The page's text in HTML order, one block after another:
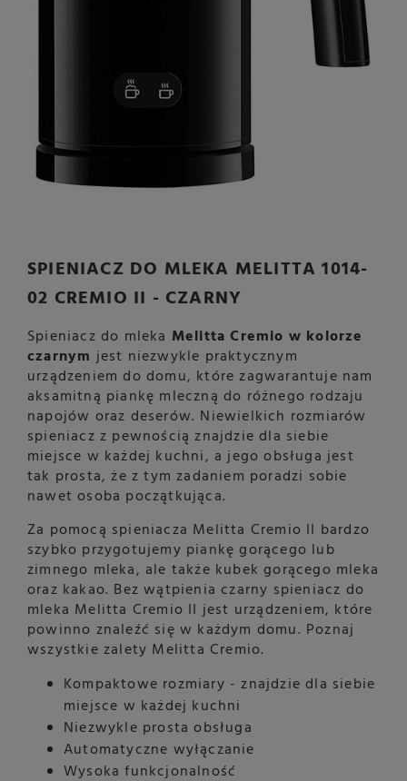
SPIENIACZ DO MLEKA MELITTA 1014-
02 CREMIO II - CZARNY
Spieniacz do mleka Melitta Cremio w kolorze
czarnym jest niezwykle praktycznym
urządzeniem do domu, które zagwarantuje nam
aksamitną piankę mleczną do różnego rodzaju
napojów oraz deserów. Niewielkich rozmiarów
spieniacz z pewnością znajdzie dla siebie
miejsce w każdej kuchni, a jego obsługa jest
tak prosta, że z tym zadaniem poradzi sobie
nawet osoba początkująca.
Za pomocą spieniacza Melitta Cremio II bardzo
szybko przygotujemy piankę gorącego lub
zimnego mleka, ale także kubek gorącego mleka
oraz kakao. Bez wątpienia czarny spieniacz do
mleka Melitta Cremio II jest urządzeniem, które
powinno znaleźć się w każdym domu. Poznaj
wszystkie zalety Melitta Cremio.
Kompaktowe rozmiary - znajdzie dla siebie
miejsce w każdej kuchni
Niezwykle prosta obsługa
Automatyczne wyłączanie
Wysoka funkcjonalność